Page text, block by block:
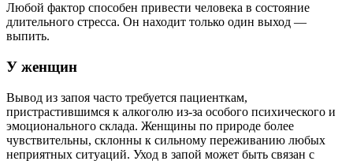
Любой фактор способен привести человека в состояние
длительного стресса. Он находит только один выход —
выпить.
У женщин
Вывод из запоя часто требуется пациенткам,
пристрастившимся к алкоголю из-за особого психического и
эмоционального склада. Женщины по природе более
чувствительны, склонны к сильному переживанию любых
неприятных ситуаций. Уход в запой может быть связан с